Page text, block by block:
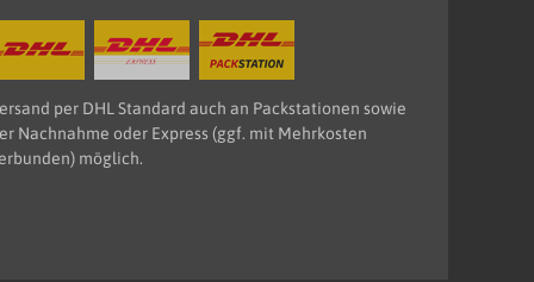
per DHL Standard auch an Packstationen sowie
Nachnahme oder Express (ggf. mit Mehrkosten
möglich.